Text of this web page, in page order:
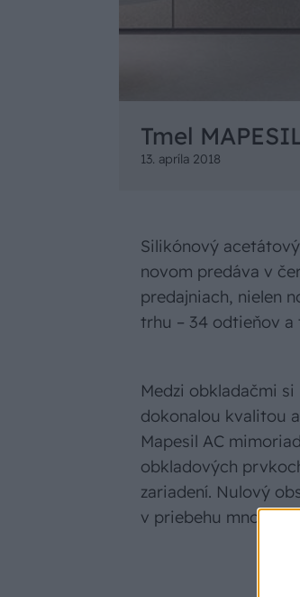
Tmel
13. apríla 2018
Silikónový
novom predáva v
predajniach, nielen
trhu – 34 odtieňov a
Medzi obkladačmi
dokonalou kvalitou
Mapesil AC
obkladových
zariadení. Nulový
v priebehu